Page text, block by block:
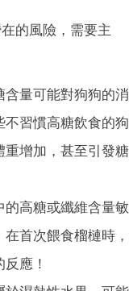
的風險，需要主
含量可能對狗狗的消
習慣高糖飲食的狗
重增加，甚至引發糖
高糖或纖維含量敏
首次餵食榴槤時，
應！